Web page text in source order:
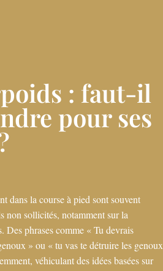
: faut-il
pour ses
dans la course à pied sont souvent
non sollicités, notamment sur la
Des phrases comme « Tu devrais
» ou « tu vas te détruire les genoux
véhiculant des idées basées sur